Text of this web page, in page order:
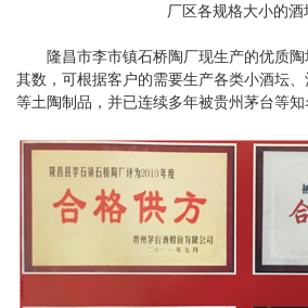
厂区各规格大小的酒
隆昌市李市镇石桥陶厂现生产的优质
其数，可根据客户的需要生产各类小酒坛、
等土陶制品，并已连续多年被贵州茅台等知